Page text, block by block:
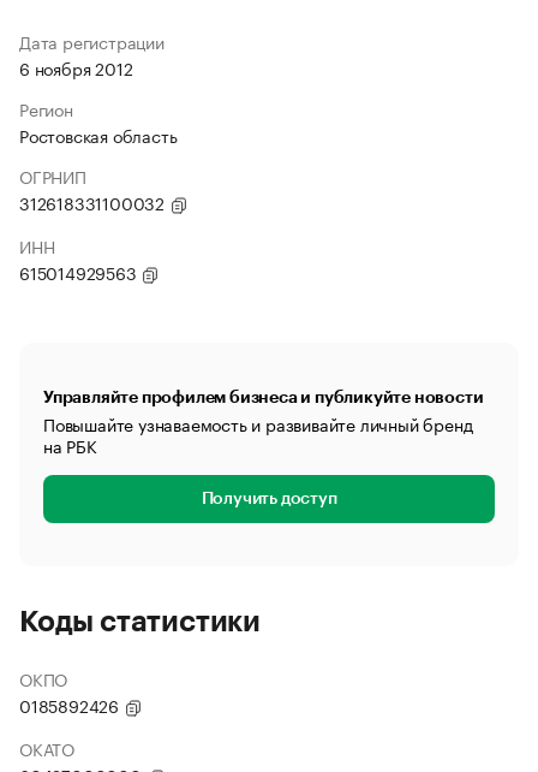
Дата регистрации
6 ноября 2012
Регион
Ростовская область
ОГРНИП
312618331100032
ИНН
615014929563
Управляйте профилем бизнеса и публикуйте новости
Повышайте узнаваемость и развивайте личный бренд
на РБК
Получить доступ
Коды статистики
ОКПО
0185892426
ОКАТО